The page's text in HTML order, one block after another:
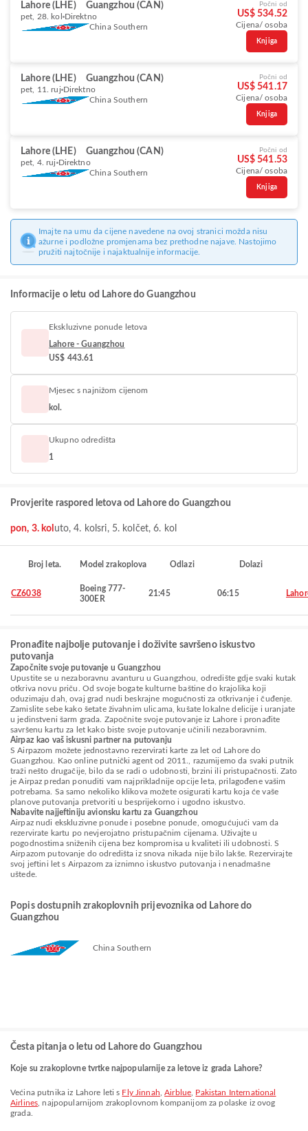
Lahore (LHE) Guangzhou (CAN)
pet, 28. kol Direktno
China Southern
Počni od
US$ 534.52
Cijena/ osoba
Knjiga
Lahore (LHE) Guangzhou (CAN)
pet, 11. ruj Direktno
China Southern
Počni od
US$ 541.17
Cijena/ osoba
Knjiga
Lahore (LHE) Guangzhou (CAN)
pet, 4. ruj Direktno
China Southern
Počni od
US$ 541.53
Cijena/ osoba
Knjiga
Imajte na umu da cijene navedene na ovoj stranici možda nisu
ažurne i podložne promjenama bez prethodne najave. Nastojimo
pružiti najtočnije i najaktualnije informacije.
Informacije o letu od Lahore do Guangzhou
Ekskluzivne ponude letova
Lahore - Guangzhou
US$ 443.61
Mjesec s najnižom cijenom
kol.
Ukupno odredišta
1
Provjerite raspored letova od Lahore do Guangzhou
pon, 3. kol uto, 4. kolsri, 5. kol čet, 6. kol
Broj leta. Model zrakoplova Odlazi Dolazi
CZ6038
Boeing 777-
300ER
21:45 06:15
Pronađite najbolje putovanje i doživite savršeno iskustvo
putovanja
Započnite svoje putovanje u Guangzhou
Upustite se u nezaboravnu avanturu u Guangzhou, odredište gdje svaki kutak
otkriva novu priču. Od svoje bogate kulturne baštine do krajolika koji
oduzimaju dah, ovaj grad nudi beskrajne mogućnosti za otkrivanje i čuđenje.
Zamislite sebe kako šetate živahnim ulicama, kušate lokalne delicije i uranjate
u jedinstveni šarm grada. Započnite svoje putovanje iz Lahore i pronađite
savršenu kartu za let kako biste svoje putovanje učinili nezaboravnim.
Airpaz kao vaš iskusni partner na putovanju
S Airpazom možete jednostavno rezervirati karte za let od Lahore do
Guangzhou. Kao online putnički agent od 2011., razumijemo da svaki putnik
traži nešto drugačije, bilo da se radi o udobnosti, brzini ili pristupačnosti. Zato
je Airpaz predan ponuditi vam najprikladnije opcije leta, prilagođene vašim
potrebama. Sa samo nekoliko klikova možete osigurati kartu koja će vaše
planove putovanja pretvoriti u besprijekorno i ugodno iskustvo.
Nabavite najjeftiniju avionsku kartu za Guangzhou
Airpaz nudi ekskluzivne ponude i posebne ponude, omogućujući vam da
rezervirate kartu po nevjerojatno pristupačnim cijenama. Uživajte u
pogodnostima sniženih cijena bez kompromisa u kvaliteti ili udobnosti. S
Airpazom putovanje do odredišta iz snova nikada nije bilo lakše. Rezervirajte
svoj jeftini let s Airpazom za iznimno iskustvo putovanja i nenadmašne
uštede.
Popis dostupnih zrakoplovnih prijevoznika od Lahore do
Guangzhou
China Southern
Česta pitanja o letu od Lahore do Guangzhou
Koje su zrakoplovne tvrtke najpopularnije za letove iz grada Lahore?
Većina putnika iz Lahore leti s Fly Jinnah ,Airblue Pakistan International
Airlines , najpopularnijom zrakoplovnom kompanijom za polaske iz ovog
grada.